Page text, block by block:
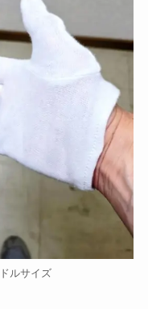
ルサイズ